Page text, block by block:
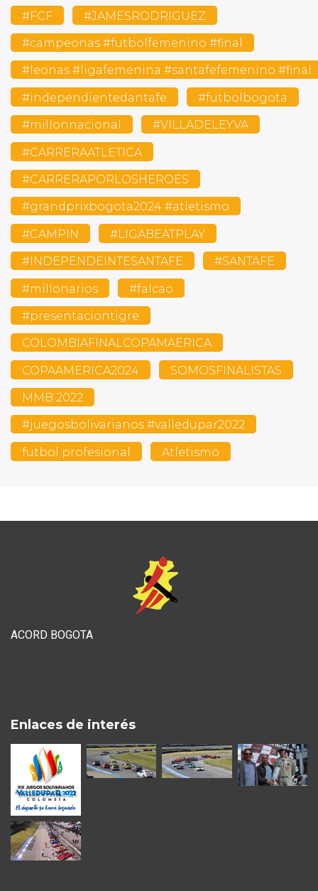
#FCF #JAMESRODRIGUEZ
#campeonas #futbolfemenino #final
#leonas #ligafemenina #santafefemenino #final
#independientedantafe #futbolbogota
#millonnacional #VILLADELEYVA
#CARRERAATLETICA
#CARRERAPORLOSHEROES
#grandprixbogota2024 #atletismo
#CAMPIN #LIGABEATPLAY
#INDEPENDEINTESANTAFE #SANTAFE
#millonarios #falcao
#presentaciontigre
COLOMBIAFINALCOPAMAERICA
COPAAMERICA2024 SOMOSFINALISTAS
MMB 2022
#juegosbolivarianos #valledupar2022
futbol profesional Atletismo
ACORD BOGOTA
Enlaces de interés